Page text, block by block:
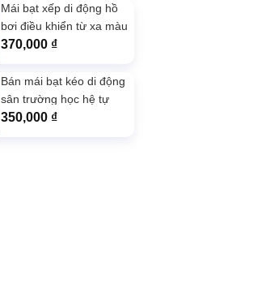
Mái bạt xếp di động hồ
bơi điều khiển từ xa màu
xanh da
370,000 ₫
Bán mái bạt kéo di động
sân trường học hệ tự
động màu Xanh
350,000 ₫